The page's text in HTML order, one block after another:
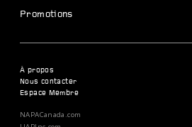
Promotions
À propos
Nous contacter
Espace Membre
NAPACanada.com